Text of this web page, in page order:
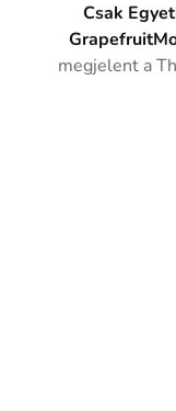
Csak
megjelent a